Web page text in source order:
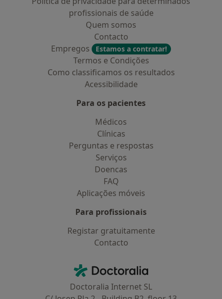
profissionais de saúde
Quem somos
Contacto
Empregos
Estamos a contratar!
Termos e Condições
Como classificamos os resultados
Acessibilidade
Para os pacientes
Médicos
Clínicas
Perguntas e respostas
Serviços
Doencas
FAQ
Aplicações móveis
Para profissionais
Registar gratuitamente
Contacto
Doctoralia - Homepage
Doctoralia Internet SL